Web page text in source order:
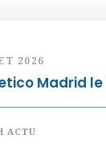
2026
Madrid le
ACTU